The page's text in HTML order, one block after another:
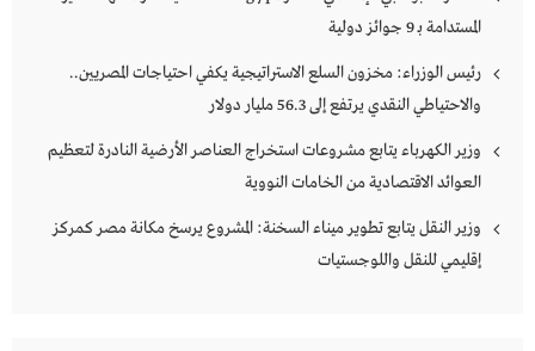
المستدامة بـ 9 جوائز دولية
رئيس الوزراء: مخزون السلع الاستراتيجية يكفي احتياجات المصريين..
والاحتياطي النقدي يرتفع إلى 56.3 مليار دولار
وزير الكهرباء يتابع مشروعات استخراج العناصر الأرضية النادرة لتعظيم
العوائد الاقتصادية من الخامات النووية
وزير النقل يتابع تطوير ميناء السخنة: المشروع يرسخ مكانة مصر كمركز
إقليمي للنقل واللوجستيات